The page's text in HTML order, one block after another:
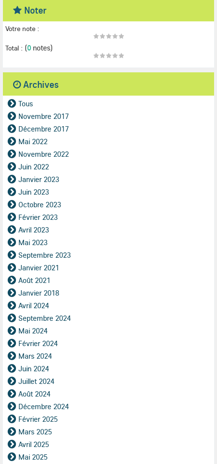
Noter
Votre note :
Total : (0 notes)
Archives
Tous
Novembre 2017
Décembre 2017
Mai 2022
Novembre 2022
Juin 2022
Janvier 2023
Juin 2023
Octobre 2023
Février 2023
Avril 2023
Mai 2023
Septembre 2023
Janvier 2021
Août 2021
Janvier 2018
Avril 2024
Septembre 2024
Mai 2024
Février 2024
Mars 2024
Juin 2024
Juillet 2024
Août 2024
Décembre 2024
Février 2025
Mars 2025
Avril 2025
Mai 2025